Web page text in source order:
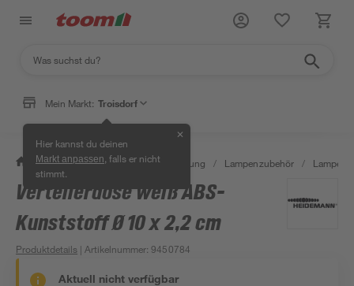
Mein Markt: Troisdorf
Hier kannst du deinen
Markt anpassen , falls er nicht
stimmt.
✕
/ Wohnen & Haushalt / Beleuchtung / Lampenzubehör / Lampen-
Verteilerdose weiß ABS-
Kunststoff Ø 10 x 2,2 cm
Produktdetails | Artikelnummer:9450784
Aktuell nicht verfügbar